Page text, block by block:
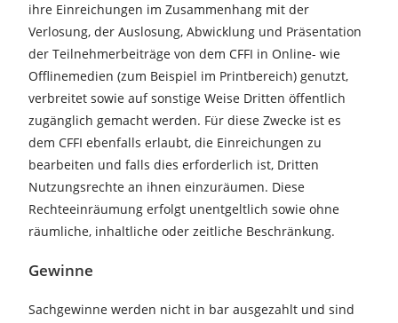
ihre Einreichungen im Zusammenhang mit der
Verlosung, der Auslosung, Abwicklung und Präsentation
der Teilnehmerbeiträge von dem CFFI in Online- wie
Offlinemedien (zum Beispiel im Printbereich) genutzt,
verbreitet sowie auf sonstige Weise Dritten öffentlich
zugänglich gemacht werden. Für diese Zwecke ist es
dem CFFI ebenfalls erlaubt, die Einreichungen zu
bearbeiten und falls dies erforderlich ist, Dritten
Nutzungsrechte an ihnen einzuräumen. Diese
Rechteeinräumung erfolgt unentgeltlich sowie ohne
räumliche, inhaltliche oder zeitliche Beschränkung.
Gewinne
Sachgewinne werden nicht in bar ausgezahlt und sind